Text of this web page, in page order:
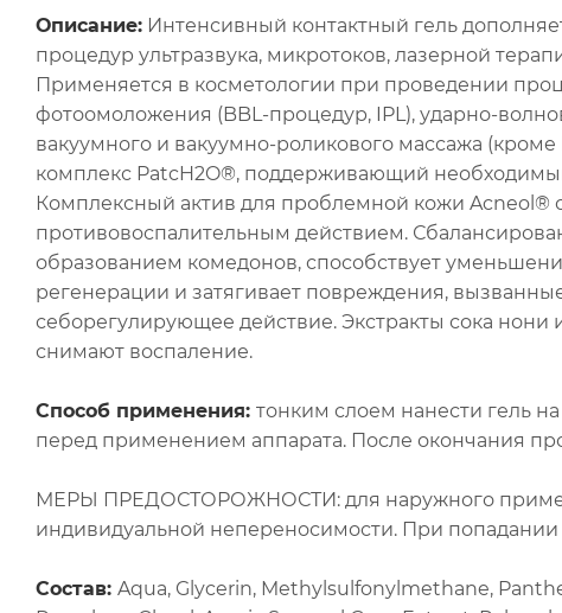
Описание: Интенсивный контактный гель
процедур ультразвука, микротоков, лазерной
Применяется в косметологии при проведении
фотоомоложения (BBL-процедур, IPL), ударно-
вакуумного и вакуумно-роликового массажа
комплекс PatcH2O®, поддерживающий
Комплексный актив для проблемной кожи
противовоспалительным действием.
образованием комедонов, способствует
регенерации и затягивает повреждения,
себорегулирующее действие. Экстракты сока
снимают воспаление.
Способ применения: тонким слоем нанести гель
перед применением аппарата. После окончания
МЕРЫ ПРЕДОСТОРОЖНОСТИ: для наружного
индивидуальной непереносимости. При попадании
Состав: Aqua, Glycerin, Methylsulfonylmethane,